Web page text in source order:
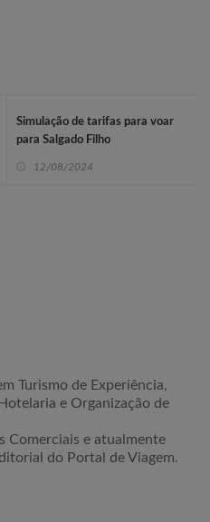
Simulação de tarifas para voar
para Salgado Filho
12/08/2024
Turismo de Experiência,
e Organização de
Comerciais e atualmente
do Portal de Viagem.